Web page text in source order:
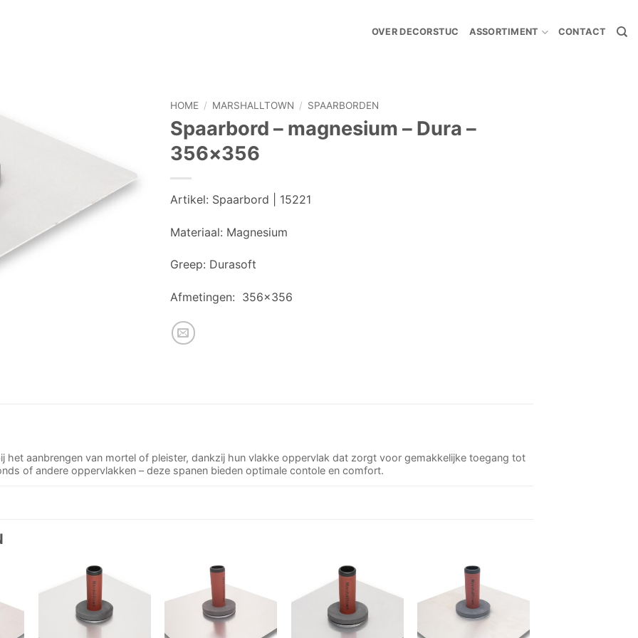
OVER DECORSTUC ASSORTIMENT CONTACT
HOME / MARSHALLTOWN / SPAARBORDEN
Spaarbord – magnesium – Dura –
356×356
Artikel: Spaarbord | 15221
Materiaal: Magnesium
Greep: Durasoft
Afmetingen: 356×356
het aanbrengen van mortel of pleister, dankzij hun vlakke oppervlak dat zorgt voor gemakkelijke toegang tot
of andere oppervlakken – deze spanen bieden optimale contole en comfort.